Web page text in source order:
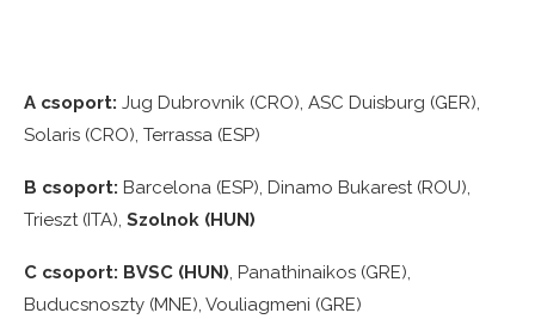
A csoport: Jug Dubrovnik (CRO), ASC Duisburg (GER),
Solaris (CRO), Terrassa (ESP)
B csoport: Barcelona (ESP), Dinamo Bukarest (ROU),
Trieszt (ITA), Szolnok (HUN)
C csoport: BVSC (HUN), Panathinaikos (GRE),
Buducsnoszty (MNE), Vouliagmeni (GRE)